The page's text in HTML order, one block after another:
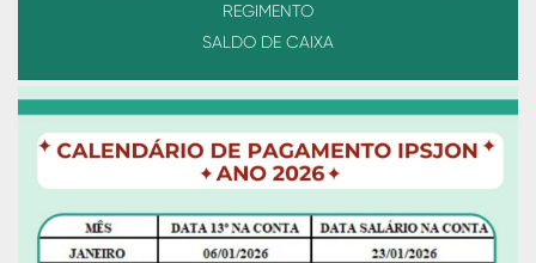
REGIMENTO
SALDO DE CAIXA